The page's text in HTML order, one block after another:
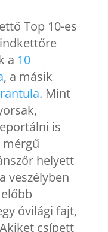
Top 10-es
a 10
, a másik
. Mint
is
mérgű
helyett
veszélyben
óvilági fajt,
csípett